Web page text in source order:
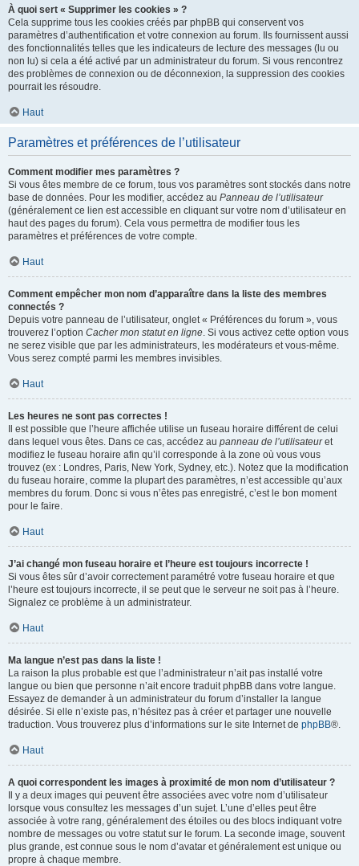
À quoi sert « Supprimer les cookies » ?
Cela supprime tous les cookies créés par phpBB qui conservent vos
paramètres d’authentification et votre connexion au forum. Ils fournissent aussi
des fonctionnalités telles que les indicateurs de lecture des messages (lu ou
non lu) si cela a été activé par un administrateur du forum. Si vous rencontrez
des problèmes de connexion ou de déconnexion, la suppression des cookies
pourrait les résoudre.
Haut
Paramètres et préférences de l’utilisateur
Comment modifier mes paramètres ?
Si vous êtes membre de ce forum, tous vos paramètres sont stockés dans notre
base de données. Pour les modifier, accédez au Panneau de l’utilisateur
(généralement ce lien est accessible en cliquant sur votre nom d’utilisateur en
haut des pages du forum). Cela vous permettra de modifier tous les
paramètres et préférences de votre compte.
Haut
Comment empêcher mon nom d’apparaître dans la liste des membres
connectés ?
Depuis votre panneau de l’utilisateur, onglet « Préférences du forum », vous
trouverez l’option Cacher mon statut en ligne. Si vous activez cette option vous
ne serez visible que par les administrateurs, les modérateurs et vous-même.
Vous serez compté parmi les membres invisibles.
Haut
Les heures ne sont pas correctes !
Il est possible que l’heure affichée utilise un fuseau horaire différent de celui
dans lequel vous êtes. Dans ce cas, accédez au panneau de l’utilisateuret
modifiez le fuseau horaire afin qu’il corresponde à la zone où vous vous
trouvez (ex : Londres, Paris, New York, Sydney, etc.). Notez que la modification
du fuseau horaire, comme la plupart des paramètres, n’est accessible qu’aux
membres du forum. Donc si vous n’êtes pas enregistré, c’est le bon moment
pour le faire.
Haut
J’ai changé mon fuseau horaire et l’heure est toujours incorrecte !
Si vous êtes sûr d’avoir correctement paramétré votre fuseau horaire et que
l’heure est toujours incorrecte, il se peut que le serveur ne soit pas à l’heure.
Signalez ce problème à un administrateur.
Haut
Ma langue n’est pas dans la liste !
La raison la plus probable est que l’administrateur n’ait pas installé votre
langue ou bien que personne n’ait encore traduit phpBB dans votre langue.
Essayez de demander à un administrateur du forum d’installer la langue
désirée. Si elle n’existe pas, n’hésitez pas à créer et partager une nouvelle
traduction. Vous trouverez plus d’informations sur le site Internet de phpBB®.
Haut
A quoi correspondent les images à proximité de mon nom d’utilisateur ?
Il y a deux images qui peuvent être associées avec votre nom d’utilisateur
lorsque vous consultez les messages d’un sujet. L’une d’elles peut être
associée à votre rang, généralement des étoiles ou des blocs indiquant votre
nombre de messages ou votre statut sur le forum. La seconde image, souvent
plus grande, est connue sous le nom d’avatar et généralement est unique ou
propre à chaque membre.